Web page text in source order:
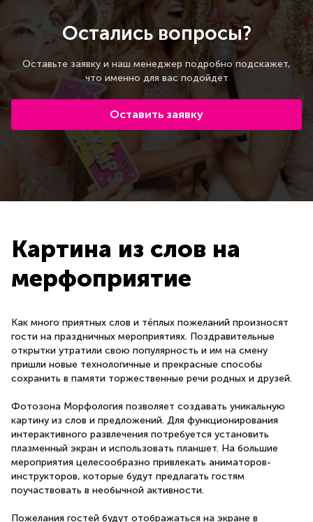
Остались вопросы?
Оставьте заявку и наш менеджер подробно подскажет,
что именно для вас подойдет
Оставить заявку
Картина из слов на
мерфоприятие
Как много приятных слов и тёплых пожеланий произносят
гости на праздничных мероприятиях. Поздравительные
открытки утратили свою популярность и им на смену
пришли новые технологичные и прекрасные способы
сохранить в памяти торжественные речи родных и друзей.
Фотозона Морфология позволяет создавать уникальную
картину из слов и предложений. Для функционирования
интерактивного развлечения потребуется установить
плазменный экран и использовать планшет. На большие
мероприятия целесообразно привлекать аниматоров-
инструкторов, которые будут предлагать гостям
поучаствовать в необычной активности.
Пожелания гостей будут отображаться на экране в